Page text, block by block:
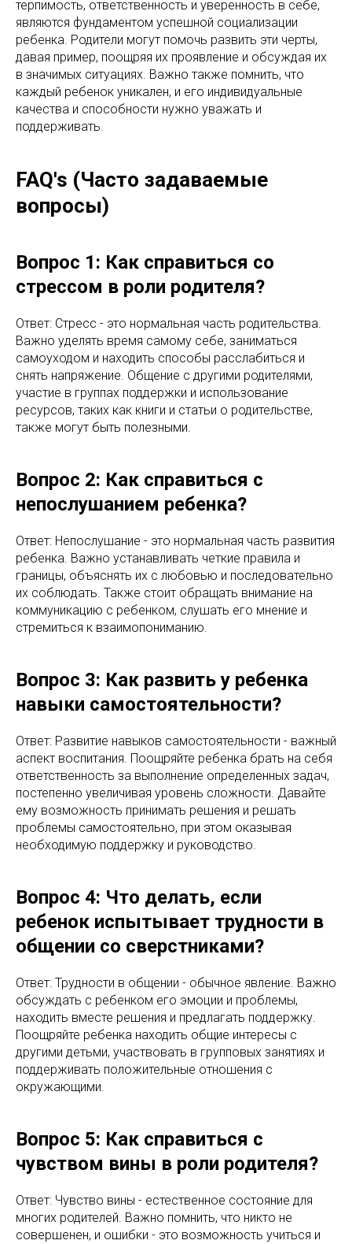
терпимость, ответственность и уверенность в себе,
являются фундаментом успешной социализации
ребенка. Родители могут помочь развить эти черты,
давая пример, поощряя их проявление и обсуждая их
в значимых ситуациях. Важно также помнить, что
каждый ребенок уникален, и его индивидуальные
качества и способности нужно уважать и
поддерживать.
FAQ's (Часто задаваемые
вопросы)
Вопрос 1: Как справиться со
стрессом в роли родителя?
Ответ: Стресс - это нормальная часть родительства.
Важно уделять время самому себе, заниматься
самоуходом и находить способы расслабиться и
снять напряжение. Общение с другими родителями,
участие в группах поддержки и использование
ресурсов, таких как книги и статьи о родительстве,
также могут быть полезными.
Вопрос 2: Как справиться с
непослушанием ребенка?
Ответ: Непослушание - это нормальная часть развития
ребенка. Важно устанавливать четкие правила и
границы, объяснять их с любовью и последовательно
их соблюдать. Также стоит обращать внимание на
коммуникацию с ребенком, слушать его мнение и
стремиться к взаимопониманию.
Вопрос 3: Как развить у ребенка
навыки самостоятельности?
Ответ: Развитие навыков самостоятельности - важный
аспект воспитания. Поощряйте ребенка брать на себя
ответственность за выполнение определенных задач,
постепенно увеличивая уровень сложности. Давайте
ему возможность принимать решения и решать
проблемы самостоятельно, при этом оказывая
необходимую поддержку и руководство.
Вопрос 4: Что делать, если
ребенок испытывает трудности в
общении со сверстниками?
Ответ: Трудности в общении - обычное явление. Важно
обсуждать с ребенком его эмоции и проблемы,
находить вместе решения и предлагать поддержку.
Поощряйте ребенка находить общие интересы с
другими детьми, участвовать в групповых занятиях и
поддерживать положительные отношения с
окружающими.
Вопрос 5: Как справиться с
чувством вины в роли родителя?
Ответ: Чувство вины - естественное состояние для
многих родителей. Важно помнить, что никто не
совершенен, и ошибки - это возможность учиться и